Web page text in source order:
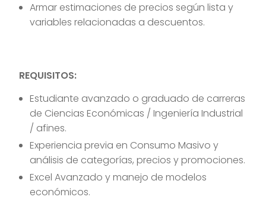
Armar estimaciones de precios según lista y
variables relacionadas a descuentos.
REQUISITOS:
Estudiante avanzado o graduado de carreras
de Ciencias Económicas / Ingeniería Industrial
/ afines.
Experiencia previa en Consumo Masivo y
análisis de categorías, precios y promociones.
Excel Avanzado y manejo de modelos
económicos.